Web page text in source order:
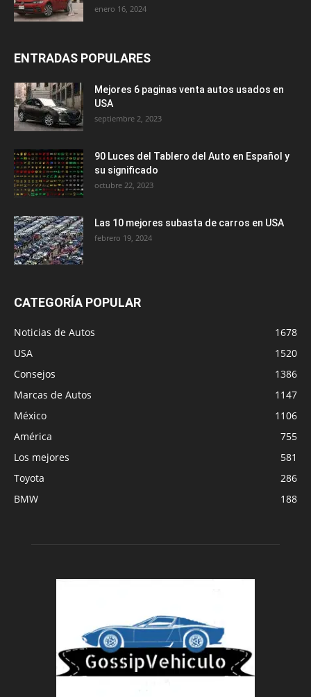
enero 16, 2024
ENTRADAS POPULARES
Mejores 6 paginas venta autos usados en
USA
septiembre 2, 2023
90 Luces del Tablero del Auto en Español y
su significado
octubre 22, 2023
Las 10 mejores subasta de carros en USA
febrero 19, 2024
CATEGORÍA POPULAR
Noticias de Autos
1678
USA
1520
Consejos
1386
Marcas de Autos
1147
México
1106
América
755
Los mejores
581
Toyota
286
BMW
188